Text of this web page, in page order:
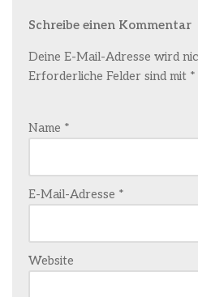
Schreibe einen Kommentar
Deine E-Mail-Adresse wird
Erforderliche Felder sind mit *
Name *
E-Mail-Adresse *
Website